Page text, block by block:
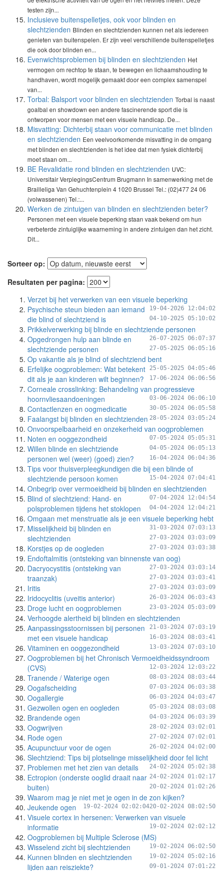
testen zijn...
Inclusieve buitenspelletjes, ook voor blinden en
slechtzienden Blinden en slechtzienden kunnen net als iedereen
genieten van buitenspelen. Er zijn veel verschillende buitenspelletjes
die ook door blinden en...
Evenwichtsproblemen bij blinden en slechtzienden Het
vermogen om rechtop te staan, te bewegen en lichaamshouding te
handhaven, wordt mogelijk gemaakt door een complex samenspel
van...
Torbal: Balsport voor blinden en slechtzienden Torbal is naast
goalbal en showdown een andere fascinerende sport die is
ontworpen voor mensen met een visuele handicap. De...
Misvatting: Dichterbij staan voor communicatie met blinden
en slechtzienden Een veelvoorkomende misvatting in de omgang
met blinden en slechtzienden is het idee dat men fysiek dichterbij
moet staan om...
BE Revalidatie rond blinden en slechtzienden UVC:
Universitair VerplegingsCentrum Brugmann In samenwerking met de
Brailleliga Van Gehuchtenplein 4 1020 Brussel Tel.: (02)477 24 06
(volwassenen) Tel.:...
Werken de zintuigen van blinden en slechtzienden beter?
Personen met een visuele beperking staan vaak bekend om hun
verbeterde zintuiglijke waarneming in andere zintuigen dan het zicht.
Dit...
Sorteer op:
Resultaten per pagina:
Verzet bij het verwerken van een visuele beperking
19-04-2026 12:04:02
Psychische steun bieden aan iemand
die blind of slechtziend is
04-10-2025 05:10:02
Prikkelverwerking bij blinde en slechtziende personen
26-07-2025 06:07:37
Opgedrongen hulp aan blinde en
slechtziende personen
27-05-2025 06:05:16
Op vakantie als je blind of slechtziend bent
25-05-2025 04:05:46
Erfelijke oogproblemen: Wat betekent
dit als je aan kinderen wilt beginnen?
17-06-2024 06:06:56
Corneale crosslinking: Behandeling van progressieve
hoornvliesaandoeningen
03-06-2024 06:06:10
Contactlenzen en oogmedicatie 30-05-2024 06:05:58
Faalangst bij blinden en slechtzienden 28-05-2024 03:05:24
Onvoorspelbaarheid en onzekerheid van oogproblemen
07-05-2024 05:05:31
Noten en ooggezondheid
04-05-2024 06:05:13
Willen blinde en slechtziende
personen wel (weer) (goed) zien?
16-04-2024 06:04:36
Tips voor thuisverpleegkundigen die bij een blinde of
slechtziende persoon komen
15-04-2024 07:04:41
Onbegrip over vermoeidheid bij blinden en slechtzienden
07-04-2024 12:04:54
Blind of slechtziend: Hand- en
polsproblemen tijdens het stoklopen
04-04-2024 12:04:21
Omgaan met menstruatie als je een visuele beperking hebt
31-03-2024 07:03:13
Misselijkheid bij blinden en
slechtzienden
27-03-2024 03:03:09
Korstjes op de oogleden 27-03-2024 03:03:38
Endoftalmitis (ontsteking van binnenste van oog)
27-03-2024 03:03:14
Dacryocystitis (ontsteking van
traanzak)
27-03-2024 03:03:41
Iritis 27-03-2024 03:03:09
Iridocyclitis (uveitis anterior) 26-03-2024 06:03:43
Droge lucht en oogproblemen 23-03-2024 05:03:09
Verhoogde alertheid bij blinden en slechtzienden
21-03-2024 07:03:19
Aanpassingsstoornissen bij personen
met een visuele handicap
16-03-2024 08:03:41
Vitaminen en ooggezondheid 13-03-2024 07:03:10
Oogproblemen bij het Chronisch Vermoeidheidssyndroom
(CVS)
12-03-2024 12:03:22
Tranende / Waterige ogen 08-03-2024 08:03:44
Oogafscheiding 07-03-2024 06:03:38
Oogallergie 06-03-2024 04:03:47
Gezwollen ogen en oogleden 05-03-2024 08:03:08
Brandende ogen 04-03-2024 06:03:39
Oogwrijven 28-02-2024 03:02:01
Rode ogen 27-02-2024 07:02:01
Acupunctuur voor de ogen 26-02-2024 04:02:00
Slechtziend: Tips bij plotselinge misselijkheid door fel licht
24-02-2024 05:02:38
Problemen met het zien van details
24-02-2024 01:02:17
Ectropion (onderste ooglid draait naar
buiten)
20-02-2024 01:02:26
Waarom mag je niet met je ogen in de zon kijken?
20-02-2024 08:02:50
Jeukende ogen 19-02-2024 02:02:04
Visuele cortex in hersenen: Verwerken van visuele
informatie
19-02-2024 02:02:12
Oogproblemen bij Multiple Sclerose (MS)
19-02-2024 06:02:50
Wisselend zicht bij slechtzienden
19-02-2024 05:02:16
Kunnen blinden en slechtzienden
lijden aan reisziekte?
09-01-2024 07:01:22